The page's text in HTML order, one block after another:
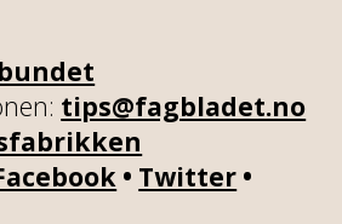
tips@fagbladet.no
• Twitter •